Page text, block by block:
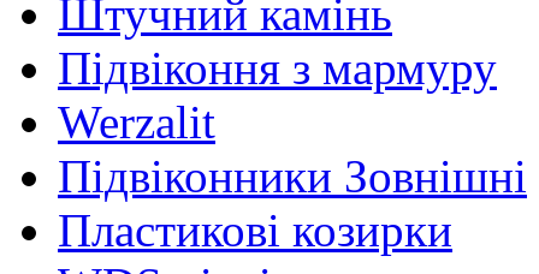
Штучний камінь
Підвіконня з мармуру
Werzalit
Підвіконники Зовнішні
Пластикові козирки